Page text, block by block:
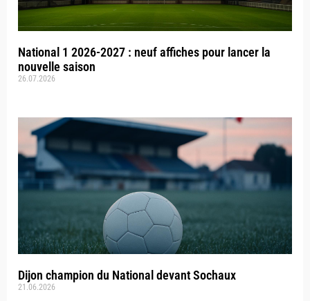
National 1 2026-2027 : neuf affiches pour lancer la
nouvelle saison
26.07.2026
Dijon champion du National devant Sochaux
21.06.2026